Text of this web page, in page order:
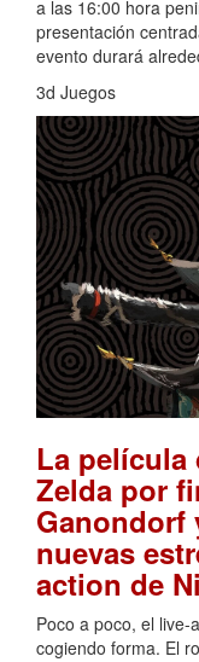
a las 16:00 hora
presentación
evento durará
3d Juegos
La película
Zelda por
Ganondorf
nuevas
action de
Poco a poco, el
cogiendo forma. El